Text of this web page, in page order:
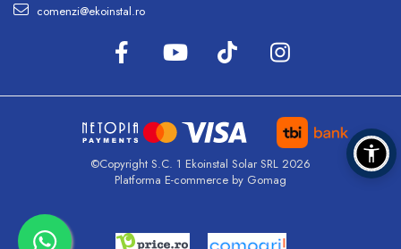
comenzi@ekoinstal.ro
©Copyright S.C. 1 Ekoinstal Solar SRL 2026
Platforma E-commerce by Gomag